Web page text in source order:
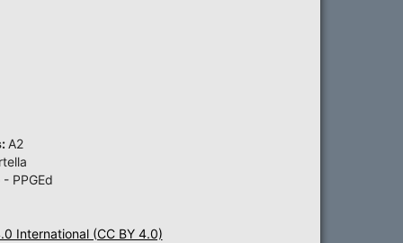
A2
PPGEd
International (CC BY 4.0)